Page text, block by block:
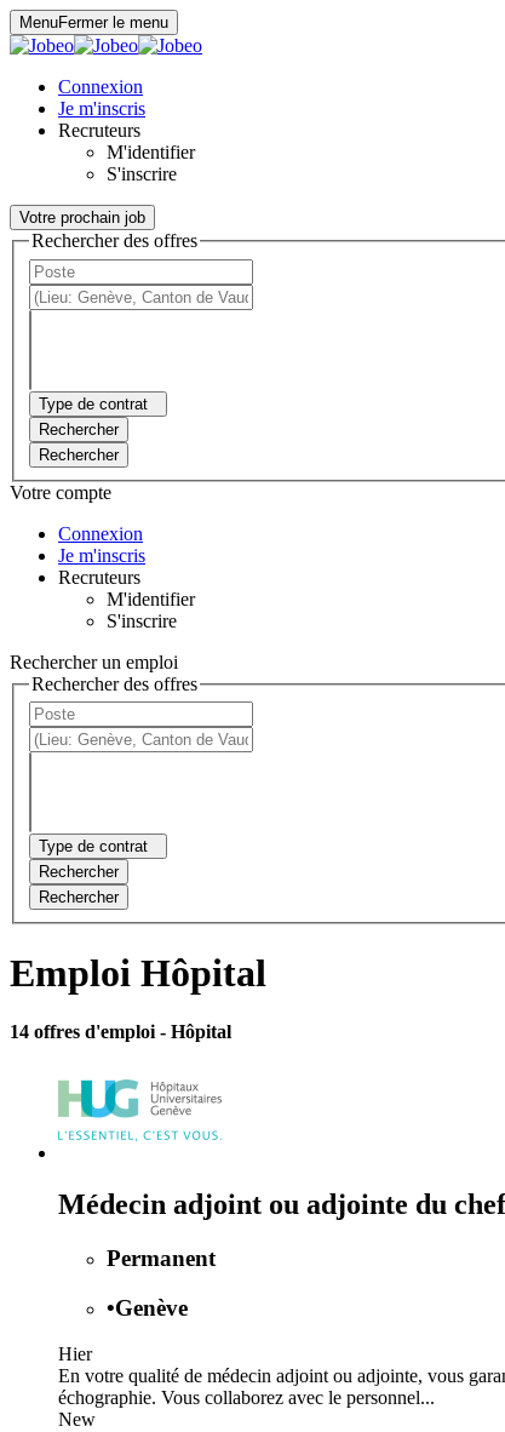
MenuFermer le menu
Connexion
Je m'inscris
Recruteurs
M'identifier
S'inscrire
Votre prochain job
Rechercher des offres
Type de contrat
Rechercher
Rechercher
Votre compte
Connexion
Je m'inscris
Recruteurs
M'identifier
S'inscrire
Rechercher un emploi
Rechercher des offres
Type de contrat
Rechercher
Rechercher
Emploi Hôpital
14 offres d'emploi - Hôpital
Médecin adjoint ou adjointe du
Permanent
•Genève
Hier
En votre qualité de médecin adjoint ou adjointe, vous
échographie. Vous collaborez avec le personnel...
New
Panneau de gestion des cookies